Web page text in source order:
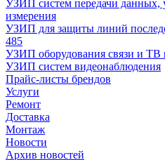
УЗИП систем передачи данных,
измерения
УЗИП для защиты линий
485
УЗИП оборудования связи и ТВ
УЗИП систем видеонаблюдения
Прайс-листы брендов
Услуги
Ремонт
Доставка
Монтаж
Новости
Архив новостей